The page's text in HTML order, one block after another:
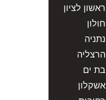
ראשון לציון
חולון
נתניה
הרצליה
בת ים
אשקלון